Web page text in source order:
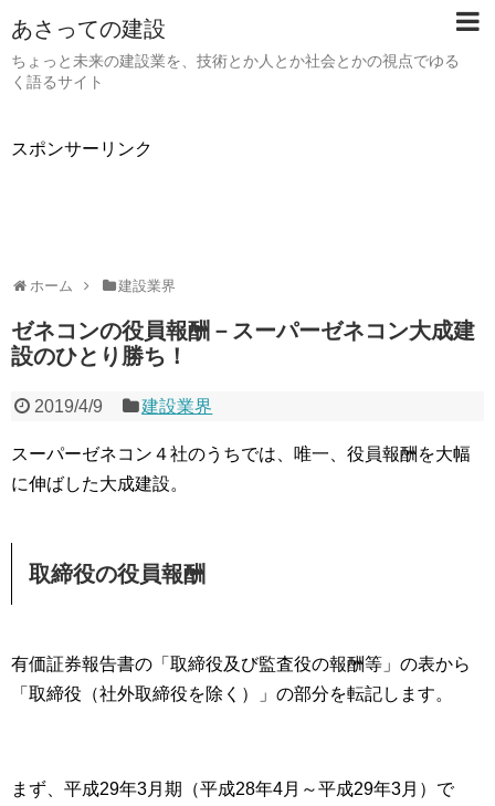
あさっての建設
ちょっと未来の建設業を、技術とか人とか社会とかの視点でゆる
く語るサイト
スポンサーリンク
ホーム 建設業界
ゼネコンの役員報酬－スーパーゼネコン大成建
設のひとり勝ち！
2019/4/9 建設業界
スーパーゼネコン４社のうちでは、唯一、役員報酬を大幅
に伸ばした大成建設。
取締役の役員報酬
有価証券報告書の「取締役及び監査役の報酬等」の表から
「取締役（社外取締役を除く）」の部分を転記します。
まず、平成29年3月期（平成28年4月～平成29年3月）で